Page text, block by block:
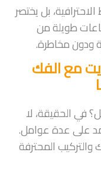
بل يختصر
طويلة من
ودون مخاطرة.
مع الفك
في الحقيقة، لا
على عدة عوامل.
والتركيب المحترفة